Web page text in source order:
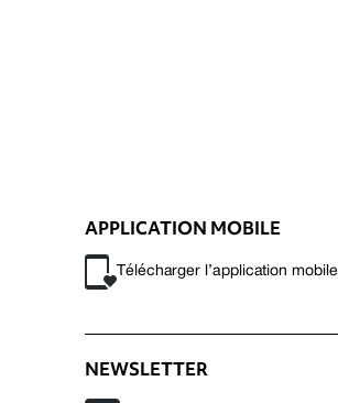
APPLICATION MOBILE
Télécharger l’application mobile
NEWSLETTER